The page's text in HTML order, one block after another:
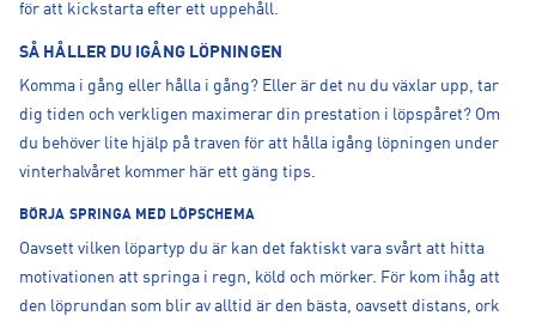
för att kickstarta efter ett uppehåll.
SÅ HÅLLER DU IGÅNG LÖPNINGEN
Komma i gång eller hålla i gång? Eller är det nu du växlar upp, tar
dig tiden och verkligen maximerar din prestation i löpspåret? Om
du behöver lite hjälp på traven för att hålla igång löpningen under
vinterhalvåret kommer här ett gäng tips.
BÖRJA SPRINGA MED LÖPSCHEMA
Oavsett vilken löpartyp du är kan det faktiskt vara svårt att hitta
motivationen att springa i regn, köld och mörker. För kom ihåg att
den löprundan som blir av alltid är den bästa, oavsett distans, ork